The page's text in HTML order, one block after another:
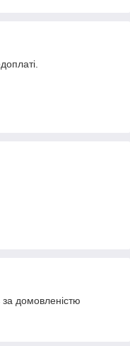
домовленістю